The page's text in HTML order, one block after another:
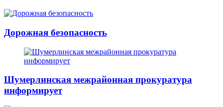
Дорожная безопасность
Шумерлинская межрайонная прокуратура
информирует